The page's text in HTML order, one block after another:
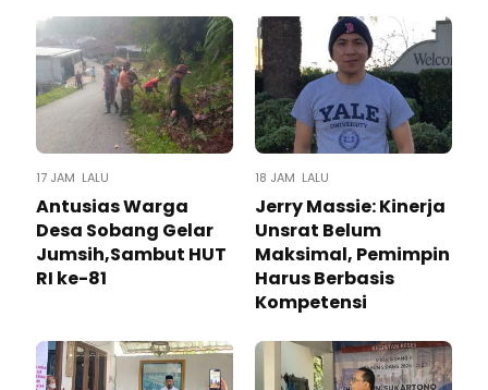
17 JAM LALU
Antusias Warga
Desa Sobang Gelar
Jumsih,Sambut HUT
RI ke-81
18 JAM LALU
Jerry Massie: Kinerja
Unsrat Belum
Maksimal, Pemimpin
Harus Berbasis
Kompetensi